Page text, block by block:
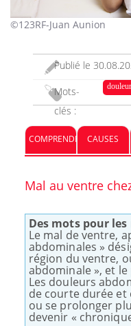
©123RF-Juan Aunion
Publié le
Mots-
clés :
douleur
COMPRENDRE CAUSES
Mal au ventre
Des mots pour
Le mal de ventre,
abdominales »
région du ventre,
abdominale », et
Les douleurs
de courte durée et
ou se prolonger
devenir «